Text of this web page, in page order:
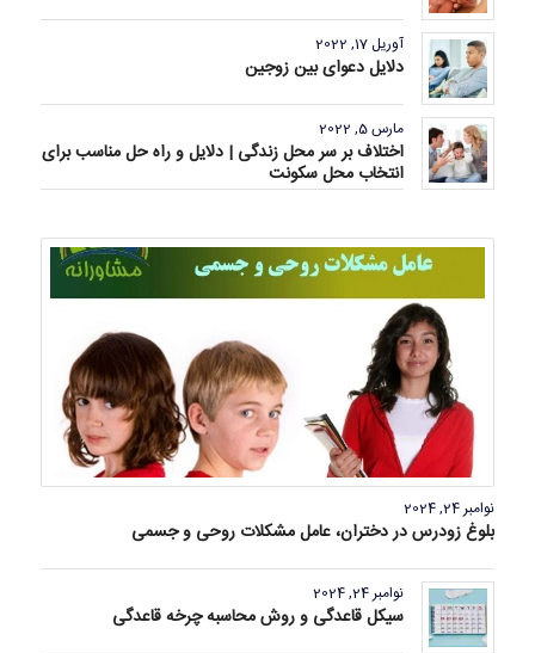
آوریل 17, 2022
دلایل دعوای بین زوجین
مارس 5, 2022
اختلاف بر سر محل زندگی | دلایل و راه حل مناسب برای
انتخاب محل سکونت
نوامبر 24, 2024
بلوغ زودرس در دختران، عامل مشکلات روحی و جسمی
نوامبر 24, 2024
سیکل قاعدگی و روش محاسبه چرخه قاعدگی